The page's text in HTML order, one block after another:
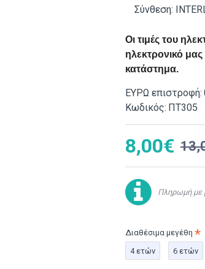
Σύνθεση:
Οι τιμές του
ηλεκτρονικό
κατάστημα.
ΕΥΡΩ επιστροφή:
Κωδικός: ΠΤ305
8,00€
Διαθέσιμα μεγέθη
4 ετών
6 ετών
Πληρωμή με